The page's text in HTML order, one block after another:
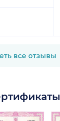
все отзывы